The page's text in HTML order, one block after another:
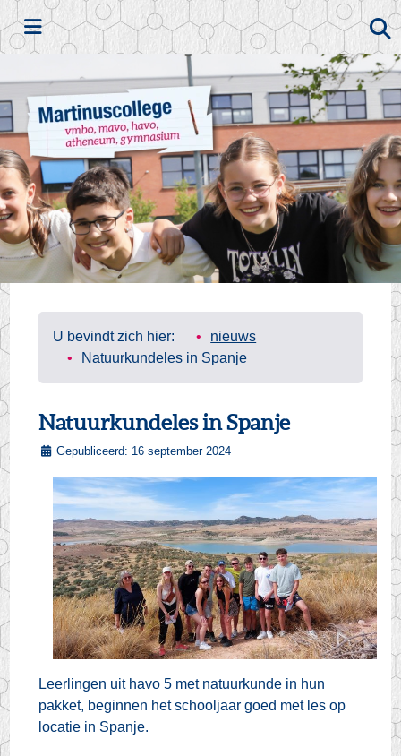
Zoeken
U bevindt zich hier:
nieuws
Natuurkundeles in Spanje
Natuurkundeles in Spanje
Gepubliceerd: 16 september 2024
Leerlingen uit havo 5 met natuurkunde in hun
pakket, beginnen het schooljaar goed met les op
locatie in Spanje.